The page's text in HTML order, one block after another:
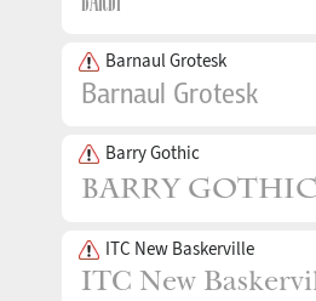
Barnaul Grotesk
Barry Gothic
ITC New Baskerville